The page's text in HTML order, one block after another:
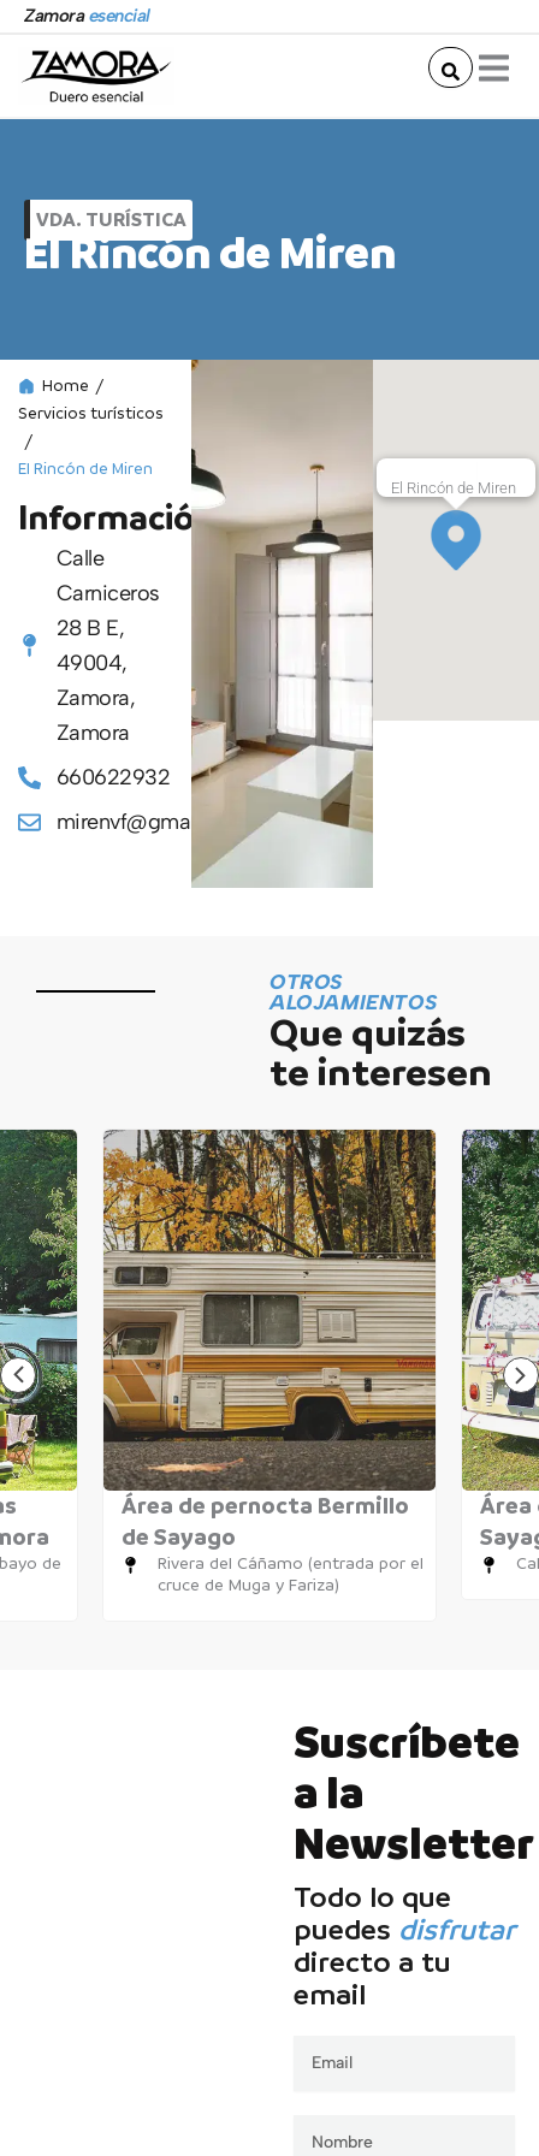
contenido
Zamoraesencial
VDA. TURÍSTICA
El Rincón de Miren
Home /
Servicios turísticos
/
El Rincón de Miren
Información
Calle
Carniceros
28 B E,
49004,
Zamora,
Zamora
660622932
mirenvf@gmail.com
El Rincón de Miren
OTROS
ALOJAMIENTOS
Que quizás
te interesen
de
Área de pernocta Bermillo
de Sayago
Rivera del Cáñamo (entrada por el
cruce de Muga y Fariza)
Área
Suscríbete
a la
Newsletter
Todo lo que
puedes disfrutar
directo a tu
email